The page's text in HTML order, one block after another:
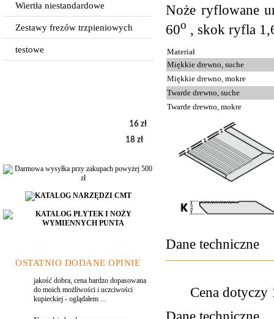
Wiertła niestandardowe
Zestawy frezów trzpieniowych
testowe
16 zł
18 zł
OSTATNIO DODANE OPINIE
jakość dobra, cena bardzo dopasowana
do moich możliwości i uczciwości
kupieckiej - oglądałem ...
Noże ryflowane
60o , skok ryfla
Materiał
Miękkie drewno, suche
Miękkie drewno, mokre
Twarde drewno, suche
Twarde drewno, mokre
Dane techniczne
Cena dotyczy